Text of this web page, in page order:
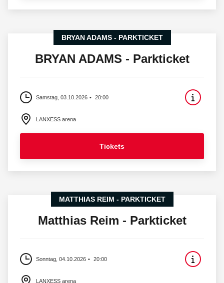
BRYAN ADAMS - PARKTICKET
BRYAN ADAMS - Parkticket
Samstag, 03.10.2026 20:00
LANXESS arena
Tickets
MATTHIAS REIM - PARKTICKET
Matthias Reim - Parkticket
Sonntag, 04.10.2026 20:00
LANXESS arena